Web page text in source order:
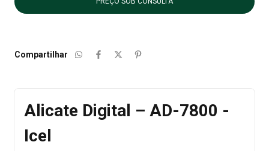
Compartilhar
Alicate Digital – AD-7800 -
Icel